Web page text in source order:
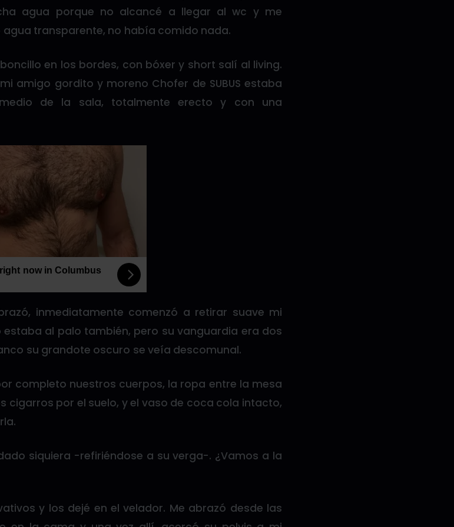
agua porque no alcancé a llegar al wc y me
transparente, no había comido nada.
en los bordes, con bóxer y short salí al living.
amigo gordito y moreno Chofer de SUBUS estaba
de la sala, totalmente erecto y con una
now in Columbus
inmediatamente comenzó a retirar suave mi
al palo también, pero su vanguardia era dos
su grandote oscuro se veía descomunal.
completo nuestros cuerpos, la ropa entre la mesa
cigarros por el suelo, y el vaso de coca cola intacto,
siquiera -refiriéndose a su verga-. ¿Vamos a la
y los dejé en el velador. Me abrazó desde las